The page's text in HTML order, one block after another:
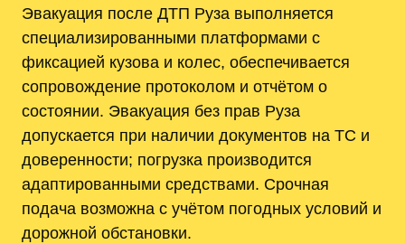
Эвакуация после ДТП Руза выполняется
специализированными платформами с
фиксацией кузова и колес, обеспечивается
сопровождение протоколом и отчётом о
состоянии. Эвакуация без прав Руза
допускается при наличии документов на ТС и
доверенности; погрузка производится
адаптированными средствами. Срочная
подача возможна с учётом погодных условий и
дорожной обстановки.